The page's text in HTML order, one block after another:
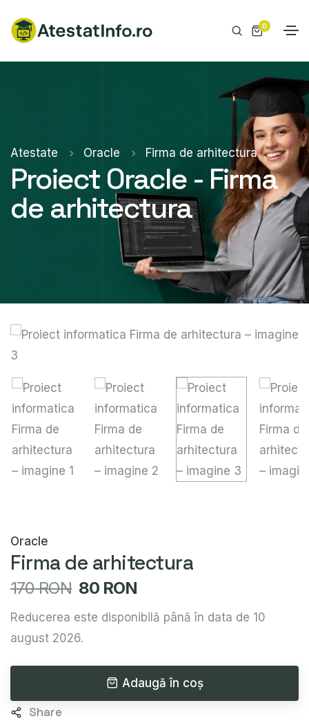
0
Atestate Oracle Firma de arhitectura
Proiect Oracle - Firma
de arhitectura
Oracle
Firma de arhitectura
170 RON 80 RON
Reducerea este disponibilă până în data de 10
august 2026.
Adaugă în coș
Share